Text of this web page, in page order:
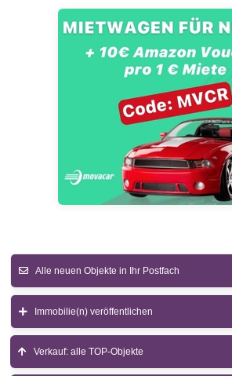
Alle neuen Objekte in Ihr Postfach
Immobilie(n) veröffentlichen
Verkauf: alle TOP-Objekte